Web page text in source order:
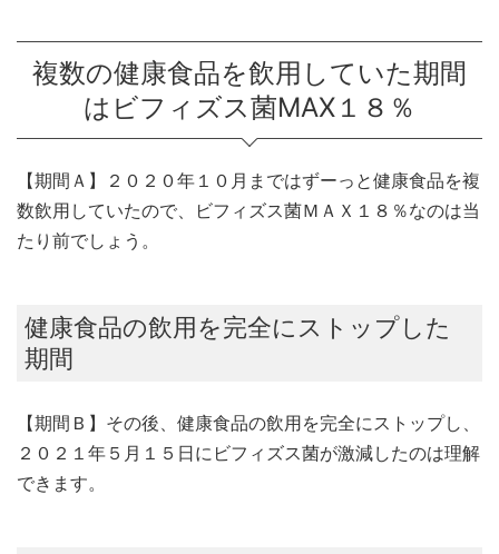
複数の健康食品を飲用していた期間
はビフィズス菌MAX１８％
【期間Ａ】２０２０年１０月まではずーっと健康食品を複
数飲用していたので、ビフィズス菌ＭＡＸ１８％なのは当
たり前でしょう。
健康食品の飲用を完全にストップした
期間
【期間Ｂ】その後、健康食品の飲用を完全にストップし、
２０２１年５月１５日にビフィズス菌が激減したのは理解
できます。